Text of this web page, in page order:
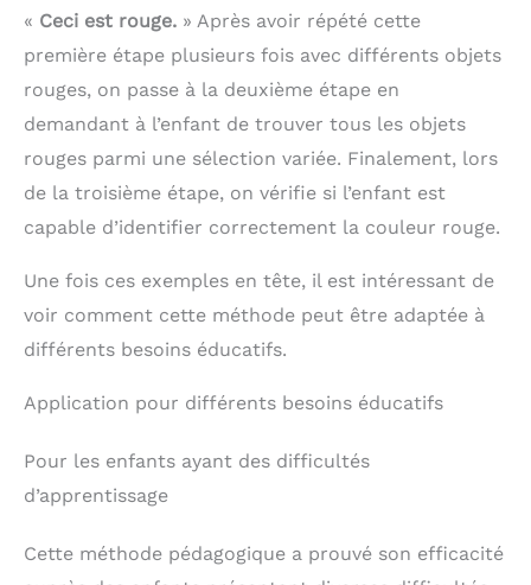
« Ceci est rouge. » Après avoir répété cette
première étape plusieurs fois avec différents objets
rouges, on passe à la deuxième étape en
demandant à l’enfant de trouver tous les objets
rouges parmi une sélection variée. Finalement, lors
de la troisième étape, on vérifie si l’enfant est
capable d’identifier correctement la couleur rouge.
Une fois ces exemples en tête, il est intéressant de
voir comment cette méthode peut être adaptée à
différents besoins éducatifs.
Application pour différents besoins éducatifs
Pour les enfants ayant des difficultés
d’apprentissage
Cette méthode pédagogique a prouvé son efficacité